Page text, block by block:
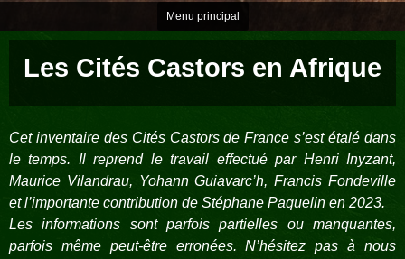
Menu principal
Les Cités Castors en Afrique
Cet inventaire des Cités Castors de France s’est étalé dans
le temps. Il reprend le travail effectué par Henri Inyzant,
Maurice Vilandrau, Yohann Guiavarc’h, Francis Fondeville
et l’importante contribution de Stéphane Paquelin en 2023.
Les informations sont parfois partielles ou manquantes,
parfois même peut-être erronées. N’hésitez pas à nous